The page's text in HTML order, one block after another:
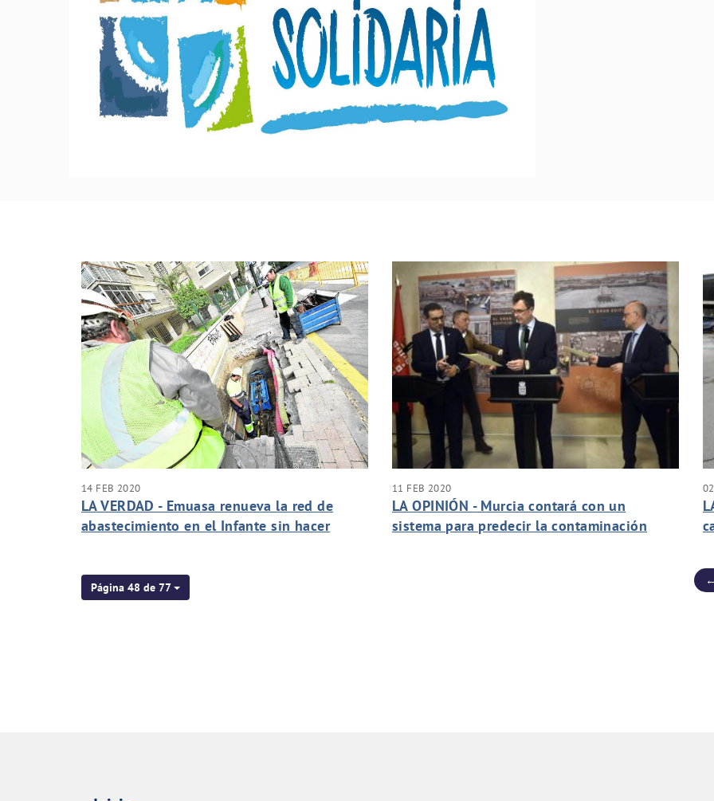
14 FEB 2020
LA VERDAD - Emuasa renueva la red de
abastecimiento en el Infante sin hacer
11 FEB 2020
LA OPINIÓN - Murcia contará con un
sistema para predecir la contaminación
Página 48 de 77